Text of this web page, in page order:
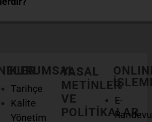
KURUMSAL
Tarihçe
Kalite
Yönetim
YASAL
METİNLER
VE
POLİTİKALAR
E-
Randevu